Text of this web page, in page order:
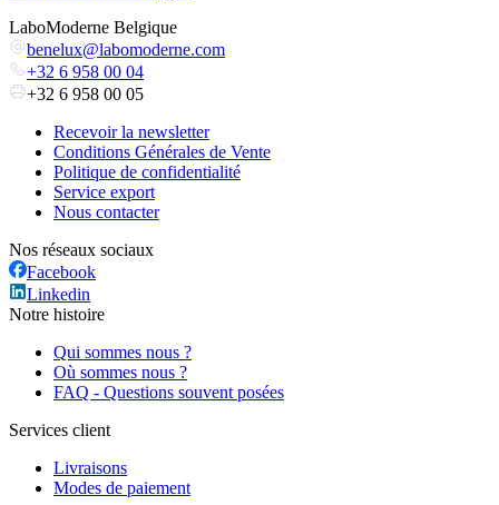
LaboModerne Belgique
benelux@labomoderne.com
+32 6 958 00 04
+32 6 958 00 05
Recevoir la newsletter
Conditions Générales de Vente
Politique de confidentialité
Service export
Nous contacter
Nos réseaux sociaux
Facebook
Linkedin
Notre histoire
Qui sommes nous ?
Où sommes nous ?
FAQ - Questions souvent posées
Services client
Livraisons
Modes de paiement